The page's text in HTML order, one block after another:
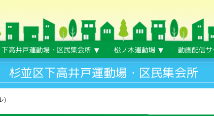
杉並区下高井戸運動場・区民集会所
下高井戸運動場・区民集会所 松ノ木運動場 動画配信